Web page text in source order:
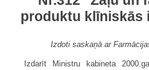
produktu klīniskās
Izdoti saskaņā ar
Izdarīt Ministru kabineta